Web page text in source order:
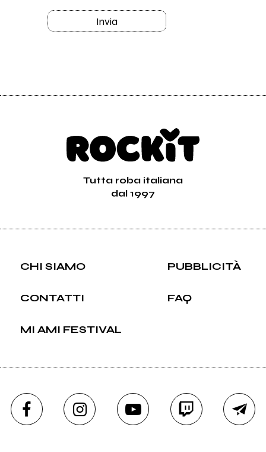
Invia
Tutta roba italiana
dal 1997
CHI SIAMO PUBBLICITÀ
CONTATTI FAQ
MI AMI FESTIVAL